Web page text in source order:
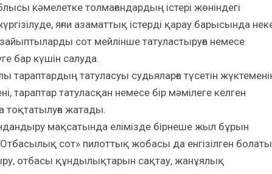
кәмелетке толмағандардың істері жөніндегі
яғни азаматтық істерді қарау барысында
сот мейлінше татуластыруға немесе
бар күшін салуда.
татуласуы судьяларға түсетін
тараптар татуласқан немесе бір мәмілеге келген
тоқтатылуға жатады.
мақсатында елімізде бірнеше жыл бұрын
сот» пилоттық жобасы да енгізілген
отбасы құндылықтарын сақтау, жанұялық